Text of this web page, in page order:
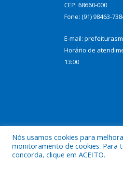
CEP: 68660-000
Fone: (91) 98463-
E-mail:
Horário de
13:00
Nós usamos cookies para
monitoramento de cookies. Para
concorda, clique em ACEITO.